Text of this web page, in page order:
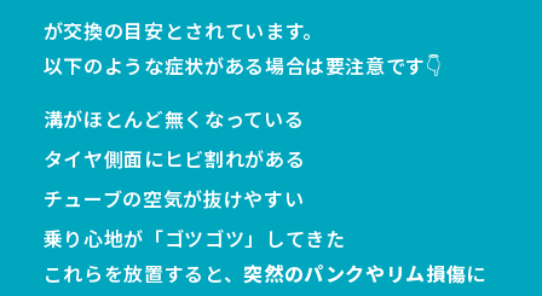
が交換の目安とされています。
以下のような症状がある場合は要注意です👇
溝がほとんど無くなっている
タイヤ側面にヒビ割れがある
チューブの空気が抜けやすい
乗り心地が「ゴツゴツ」してきた
これらを放置すると、突然のパンクやリム損傷に